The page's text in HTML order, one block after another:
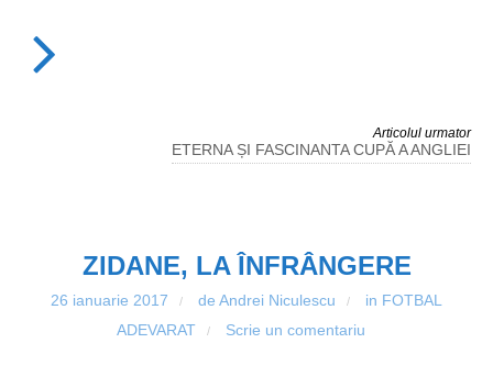
Articolul urmator
ETERNA ȘI FASCINANTA CUPĂ A ANGLIEI
ZIDANE, LA ÎNFRÂNGERE
26 ianuarie 2017 / de Andrei Niculescu / in FOTBAL
ADEVARAT
/ Scrie un comentariu